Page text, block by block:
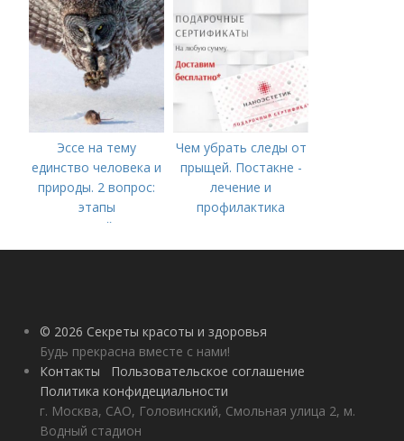
году
Эссе на тему
единство человека и
природы. 2 вопрос:
этапы
взаимодействия
природного и
Чем убрать следы от
прыщей. Постакне -
лечение и
профилактика
© 2026 Секреты красоты и здоровья
Будь прекрасна вместе с нами!
Контакты
Пользовательское соглашение
Политика конфидециальности
г. Москва, САО, Головинский, Смольная улица 2, м.
Водный стадион